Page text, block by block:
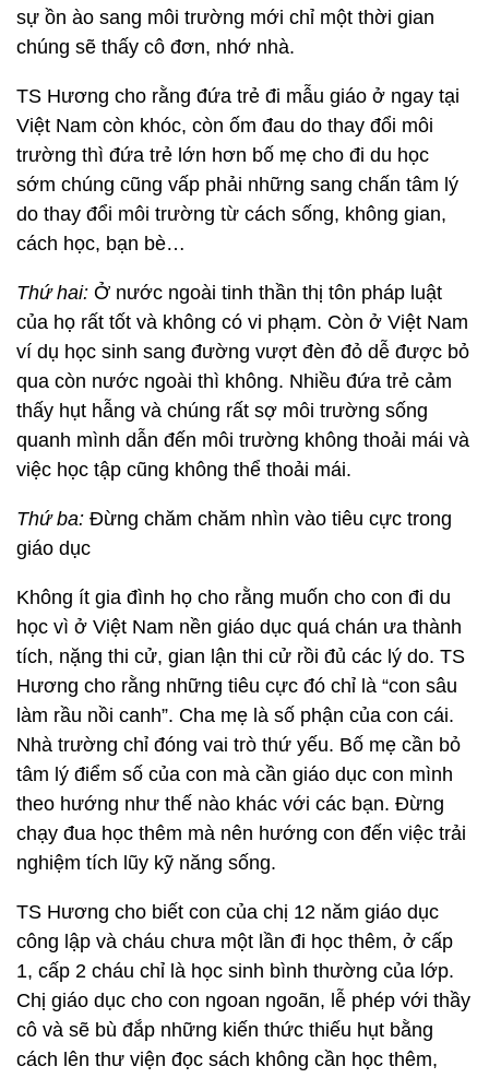
sự ồn ào sang môi trường mới chỉ một thời gian
chúng sẽ thấy cô đơn, nhớ nhà.
TS Hương cho rằng đứa trẻ đi mẫu giáo ở ngay tại
Việt Nam còn khóc, còn ốm đau do thay đổi môi
trường thì đứa trẻ lớn hơn bố mẹ cho đi du học
sớm chúng cũng vấp phải những sang chấn tâm lý
do thay đổi môi trường từ cách sống, không gian,
cách học, bạn bè…
Thứ hai: Ở nước ngoài tinh thần thị tôn pháp luật
của họ rất tốt và không có vi phạm. Còn ở Việt Nam
ví dụ học sinh sang đường vượt đèn đỏ dễ được bỏ
qua còn nước ngoài thì không. Nhiều đứa trẻ cảm
thấy hụt hẫng và chúng rất sợ môi trường sống
quanh mình dẫn đến môi trường không thoải mái và
việc học tập cũng không thể thoải mái.
Thứ ba: Đừng chăm chăm nhìn vào tiêu cực trong
giáo dục
Không ít gia đình họ cho rằng muốn cho con đi du
học vì ở Việt Nam nền giáo dục quá chán ưa thành
tích, nặng thi cử, gian lận thi cử rồi đủ các lý do. TS
Hương cho rằng những tiêu cực đó chỉ là “con sâu
làm rầu nồi canh”. Cha mẹ là số phận của con cái.
Nhà trường chỉ đóng vai trò thứ yếu. Bố mẹ cần bỏ
tâm lý điểm số của con mà cần giáo dục con mình
theo hướng như thế nào khác với các bạn. Đừng
chạy đua học thêm mà nên hướng con đến việc trải
nghiệm tích lũy kỹ năng sống.
TS Hương cho biết con của chị 12 năm giáo dục
công lập và cháu chưa một lần đi học thêm, ở cấp
1, cấp 2 cháu chỉ là học sinh bình thường của lớp.
Chị giáo dục cho con ngoan ngoãn, lễ phép với thầy
cô và sẽ bù đắp những kiến thức thiếu hụt bằng
cách lên thư viện đọc sách không cần học thêm,